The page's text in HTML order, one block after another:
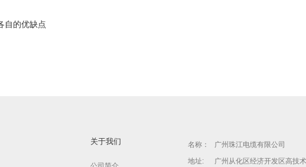
自的优缺点
关于我们 名称：
广州珠江电缆有限公司
地址:
广州从化区经济开发区高技